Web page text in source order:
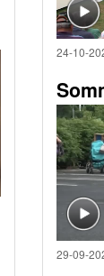
24-10-
29-09-